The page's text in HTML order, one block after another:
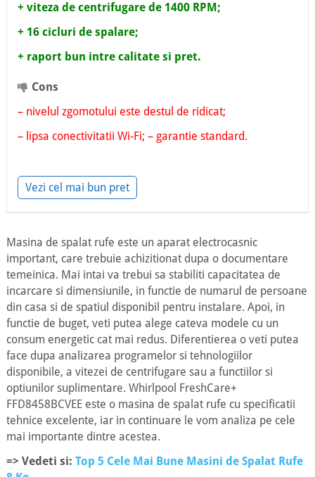
+ viteza de centrifugare de 1400 RPM;
+ 16 cicluri de spalare;
+ raport bun intre calitate si pret.
Cons
– nivelul zgomotului este destul de ridicat;
– lipsa conectivitatii Wi-Fi; – garantie standard.
Vezi cel mai bun pret
Masina de spalat rufe este un aparat electrocasnic
important, care trebuie achizitionat dupa o documentare
temeinica. Mai intai va trebui sa stabiliti capacitatea de
incarcare si dimensiunile, in functie de numarul de persoane
din casa si de spatiul disponibil pentru instalare. Apoi, in
functie de buget, veti putea alege cateva modele cu un
consum energetic cat mai redus. Diferentierea o veti putea
face dupa analizarea programelor si tehnologiilor
disponibile, a vitezei de centrifugare sau a functiilor si
optiunilor suplimentare. Whirlpool FreshCare+
FFD8458BCVEE este o masina de spalat rufe cu specificatii
tehnice excelente, iar in continuare le vom analiza pe cele
mai importante dintre acestea.
=> Vedeti si: Top 5 Cele Mai Bune Masini de Spalat Rufe